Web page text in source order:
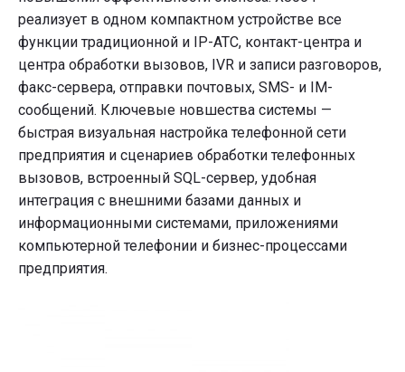
реализует в одном компактном устройстве все
функции традиционной и IP-АТС, контакт-центра и
центра обработки вызовов, IVR и записи разговоров,
факс-сервера, отправки почтовых, SMS- и IM-
сообщений. Ключевые новшества системы —
быстрая визуальная настройка телефонной сети
предприятия и сценариев обработки телефонных
вызовов, встроенный SQL-сервер, удобная
интеграция с внешними базами данных и
информационными системами, приложениями
компьютерной телефонии и бизнес-процессами
предприятия.